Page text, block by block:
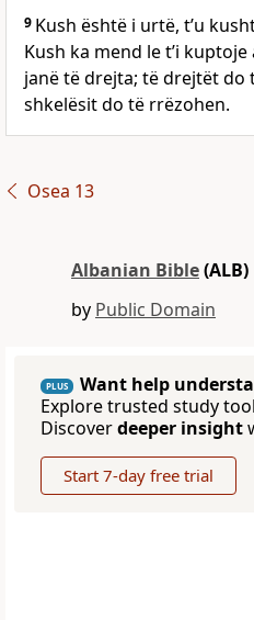
9 Kush është i urtë, t’u
Kush ka mend le t’i
janë të drejta; të drejtët do
shkelësit do të rrëzohen.
Osea 13
Albanian Bible(ALB)
by Public Domain
PLUS
Want help
Explore trusted study
Discoverdeeper insight
Start 7-day free trial